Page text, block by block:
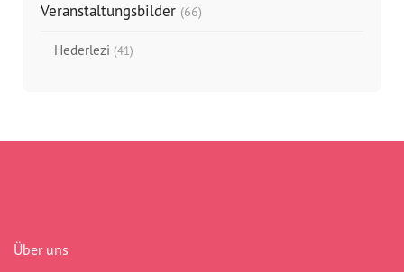
Veranstaltungsbilder (66)
Hederlezi (41)
Über uns